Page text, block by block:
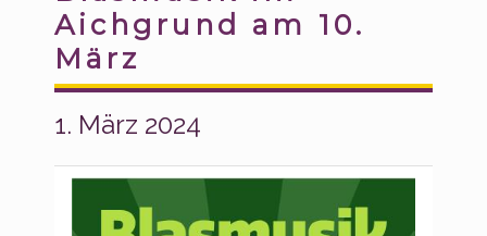
Aichgrund am 10.
März
1. März 2024